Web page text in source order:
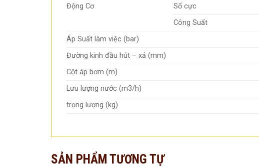
Động Cơ
Số cực
Công Suất
Áp Suất làm việc (bar)
Đường kinh đầu hút – xả (mm)
Cột áp bơm (m)
Lưu lượng nước (m3/h)
trọng lượng (kg)
SẢN PHẨM TƯƠNG TỰ